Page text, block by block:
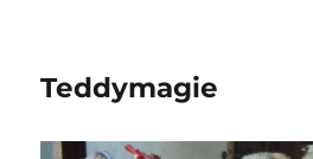
Teddymagie